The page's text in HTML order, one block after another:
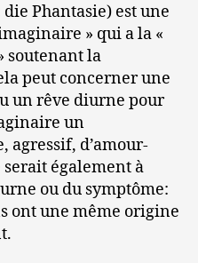
Phantasie) est une
» qui a la «
soutenant la
peut concerner une
un rêve diurne pour
un
agressif, d’amour-
également à
ou du symptôme:
ont une même origine